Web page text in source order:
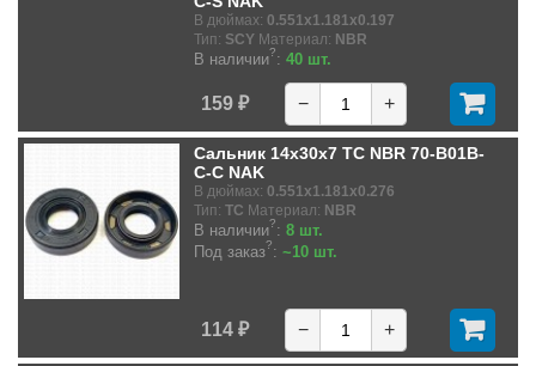
В дюймах: 0.551x1.181x0.197
Тип: SCY Материал: NBR
В наличии?: 40 шт.
159 ₽ − +
Сальник 14x30x7 TC NBR 70-B01B-
C-C NAK
В дюймах: 0.551x1.181x0.276
Тип: TC Материал: NBR
В наличии?: 8 шт.
Под заказ?: ~10 шт.
114 ₽ − +